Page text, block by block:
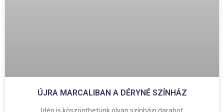
ÚJRA MARCALIBAN A DÉRYNÉ SZÍNHÁZ